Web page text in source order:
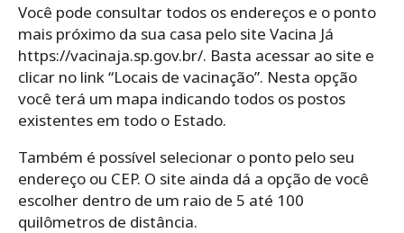
Você pode consultar todos os endereços e o ponto
mais próximo da sua casa pelo site Vacina Já
https://vacinaja.sp.gov.br/. Basta acessar ao site e
clicar no link “Locais de vacinação”. Nesta opção
você terá um mapa indicando todos os postos
existentes em todo o Estado.
Também é possível selecionar o ponto pelo seu
endereço ou CEP. O site ainda dá a opção de você
escolher dentro de um raio de 5 até 100
quilômetros de distância.